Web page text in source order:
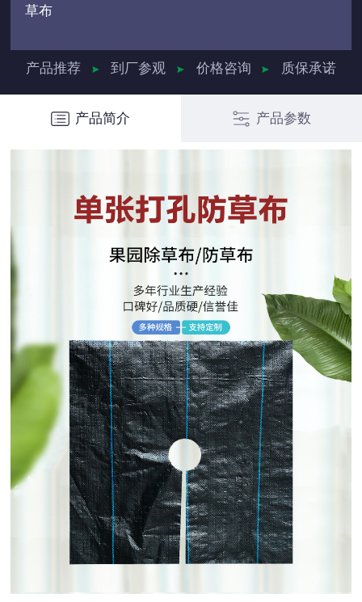
草布
产品推荐 到厂参观 价格咨询 质保承诺
产品简介 产品参数